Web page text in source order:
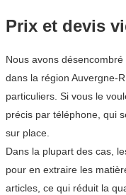
Prix et devis
Nous avons
dans la région Auvergne-
particuliers. Si vous le
précis par téléphone, qui
sur place.
Dans la plupart des cas,
pour en extraire les
articles, ce qui réduit la